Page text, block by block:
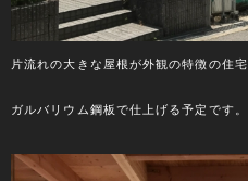
片流れの大きな屋根が外観の特徴の住宅
ガルバリウム鋼板で仕上げる予定です。